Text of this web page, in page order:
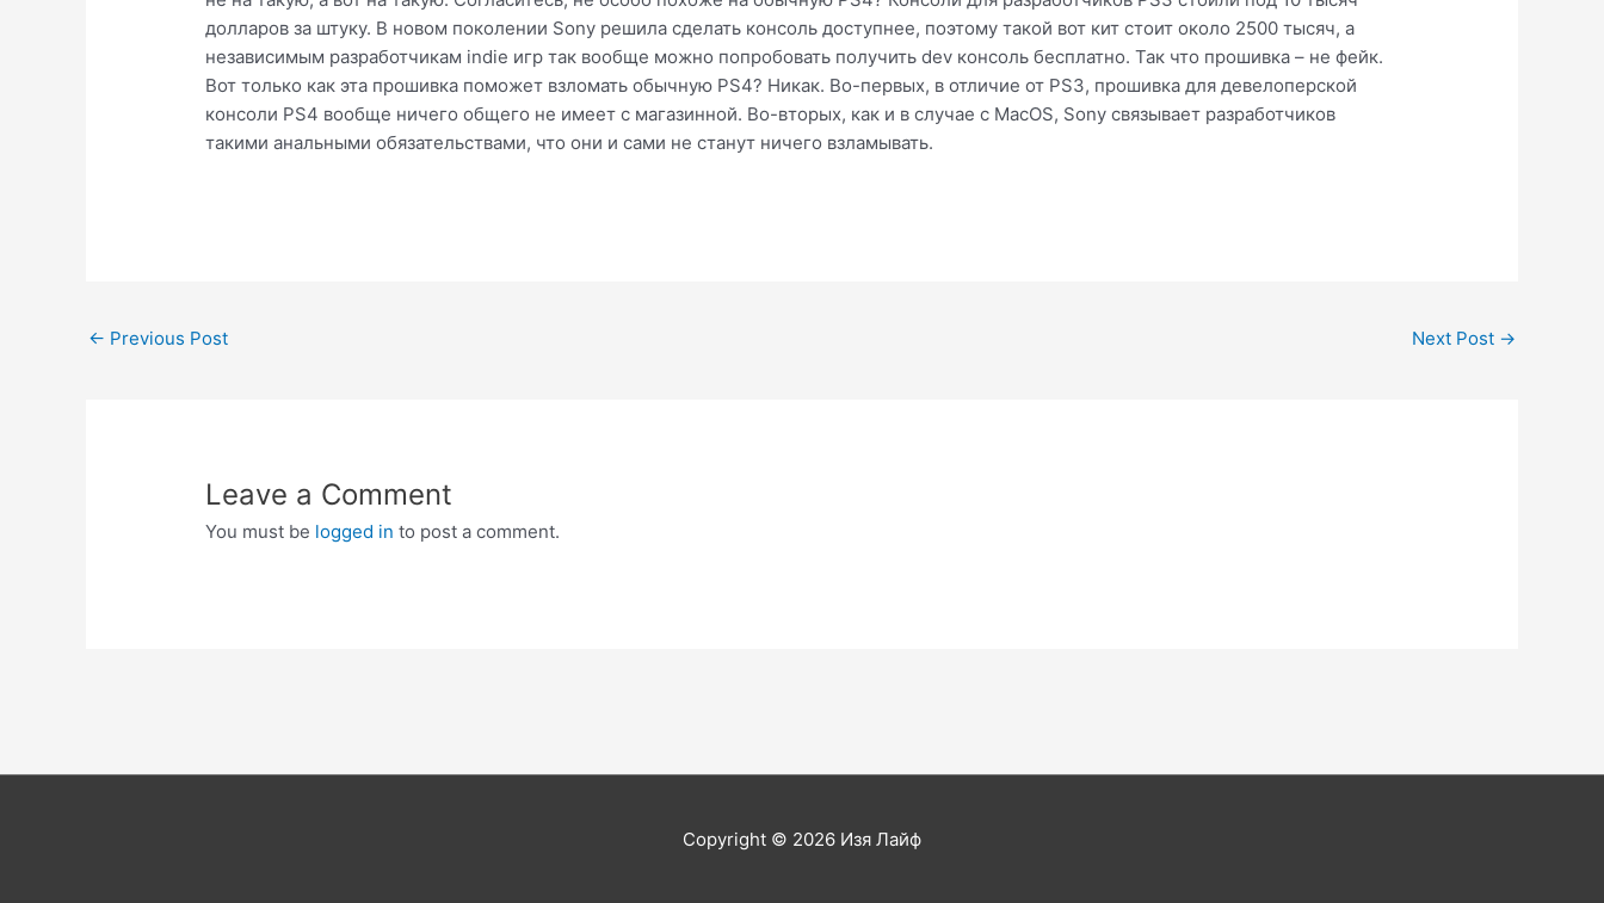
долларов за штуку. В новом поколении Sony решила сделать консоль доступнее, поэтому такой вот кит стоит около 2500 тысяч, а
независимым разработчикам indie игр так вообще можно попробовать получить dev консоль бесплатно. Так что прошивка – не фейк.
Вот только как эта прошивка поможет взломать обычную PS4? Никак. Во-первых, в отличие от PS3, прошивка для девелоперской
консоли PS4 вообще ничего общего не имеет с магазинной. Во-вторых, как и в случае с MacOS, Sony связывает разработчиков
такими анальными обязательствами, что они и сами не станут ничего взламывать.
Post
← Previous Post Next Post →
Leave a Comment
You must be logged in to post a comment.
Copyright © 2026 Изя Лайф